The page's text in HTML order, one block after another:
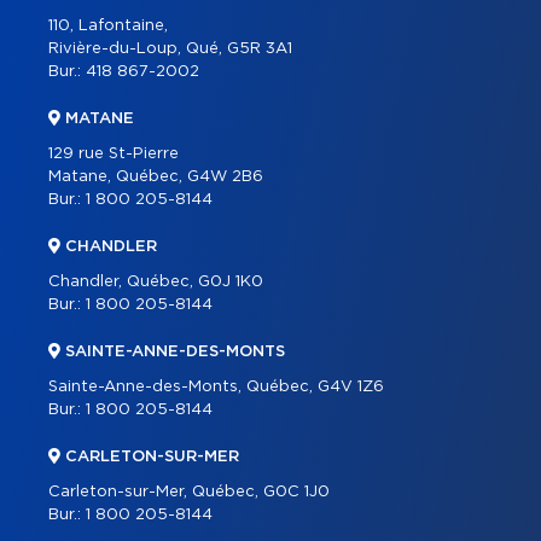
110, Lafontaine,
Rivière-du-Loup, Qué, G5R 3A1
Bur.: 418 867-2002
MATANE
129 rue St-Pierre
Matane, Québec, G4W 2B6
Bur.: 1 800 205-8144
CHANDLER
Chandler, Québec, G0J 1K0
Bur.: 1 800 205-8144
SAINTE-ANNE-DES-MONTS
Sainte-Anne-des-Monts, Québec, G4V 1Z6
Bur.: 1 800 205-8144
CARLETON-SUR-MER
Carleton-sur-Mer, Québec, G0C 1J0
Bur.: 1 800 205-8144